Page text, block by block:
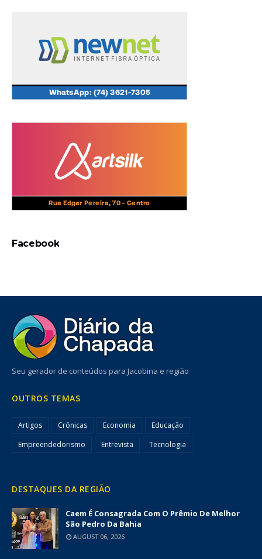
Facebook
Seu gerador de conteúdos para Jacobina e região
OUTROS TEMAS
Artigos Crônicas Economia
Educação
Empreendedorismo
Entrevista Tecnologia
DESTAQUES DA REGIÃO
Caem É Consagrada Com O Prêmio De Melhor
São Pedro Da Bahia
AUGUST 06, 2026